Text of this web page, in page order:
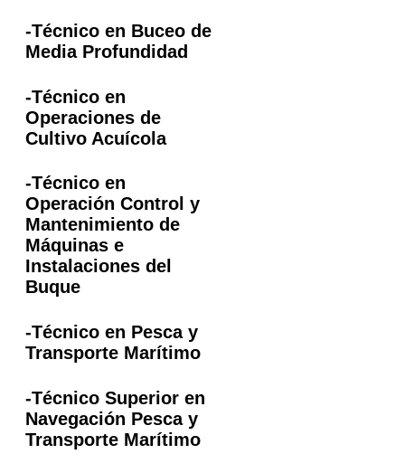
-Técnico en Buceo de
Media Profundidad
-Técnico en
Operaciones de
Cultivo Acuícola
-Técnico en
Operación Control y
Mantenimiento de
Máquinas e
Instalaciones del
Buque
-Técnico en Pesca y
Transporte Marítimo
-Técnico Superior en
Navegación Pesca y
Transporte Marítimo